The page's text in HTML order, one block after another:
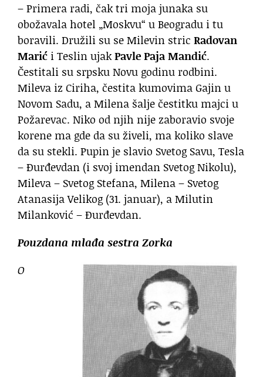
– Primera radi, čak tri moja junaka su
obožavala hotel „Moskvu“ u Beogradu i tu
boravili. Družili su se Milevin stric Radovan
Marić i Teslin ujakPavle Paja Mandić.
Čestitali su srpsku Novu godinu rodbini.
Mileva iz Ciriha, čestita kumovima Gajin u
Novom Sadu, a Milena šalje čestitku majci u
Požarevac. Niko od njih nije zaboravio svoje
korene ma gde da su živeli, ma koliko slave
da su stekli. Pupin je slavio Svetog Savu, Tesla
– Đurđevdan (i svoj imendan Svetog Nikolu),
Mileva – Svetog Stefana, Milena – Svetog
Atanasija Velikog (31. januar), a Milutin
Milanković – Đurđevdan.
Pouzdana mlađa sestra Zorka
O